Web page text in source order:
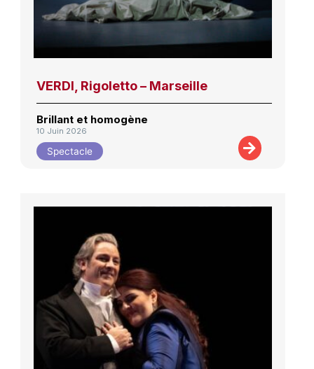
VERDI, Rigoletto – Marseille
Brillant et homogène
10 Juin 2026
Spectacle